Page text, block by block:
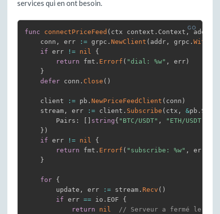
services qui en ont besoin.
func connectPriceFeed ( ctx context . Context , addr
    conn
, err := grpc . NewClient ( addr , grpc .
if err != nil
{
return fmt . Errorf ( "dial: %w" , err )
}
defer conn . Close ( )
    client
:= pb . NewPriceFeedClient ( conn )
    stream
, err := client . Subscribe ( ctx , &pb .
        Pairs
: string{ "BTC/USDT" , "ETH/USDT"
} )
if err != nil
{
return fmt . Errorf ( "subscribe: %w" , err
}
for {
        update
, err := stream . Recv ( )
if err == io . EOF {
return
nil
// Serveur a fermé le